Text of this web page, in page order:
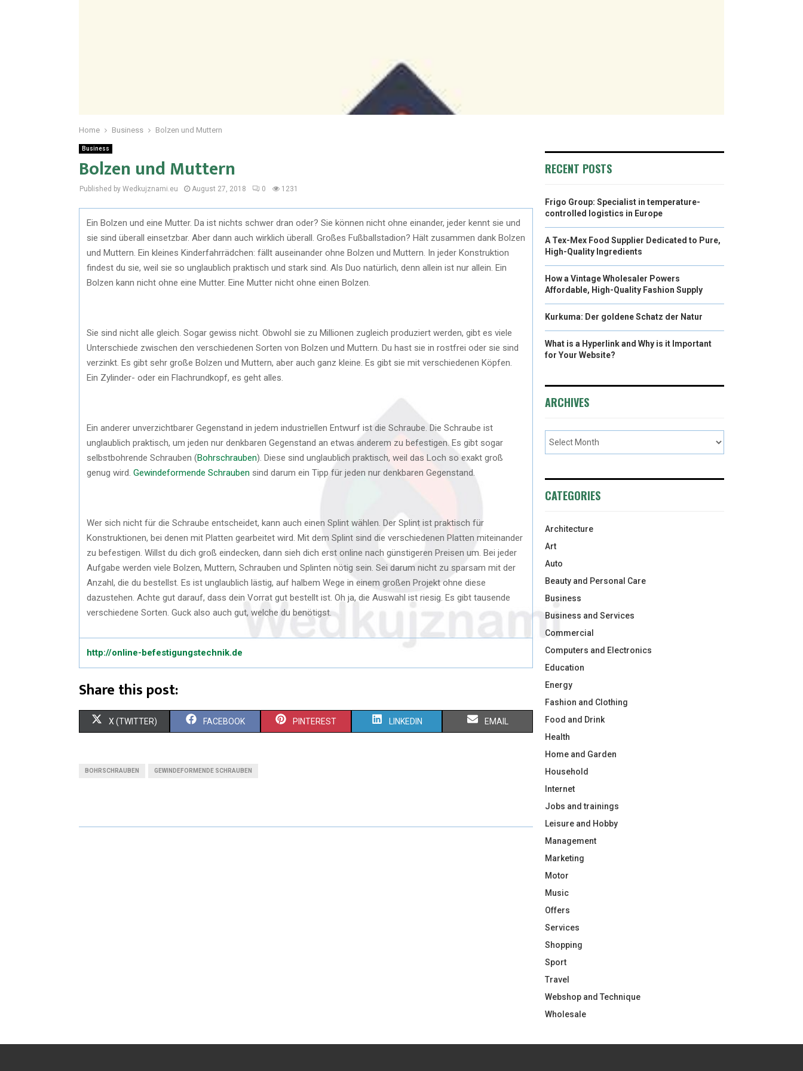
Home Business Bolzen und Muttern
Business
Bolzen und Muttern
Published by Wedkujznami.eu August 27, 2018 0 1231
Ein Bolzen und eine Mutter. Da ist nichts schwer dran oder? Sie können nicht ohne einander, jeder kennt sie und
sie sind überall einsetzbar. Aber dann auch wirklich überall. Großes Fußballstadion? Hält zusammen dank Bolzen
und Muttern. Ein kleines Kinderfahrrädchen: fällt auseinander ohne Bolzen und Muttern. In jeder Konstruktion
findest du sie, weil sie so unglaublich praktisch und stark sind. Als Duo natürlich, denn allein ist nur allein. Ein
Bolzen kann nicht ohne eine Mutter. Eine Mutter nicht ohne einen Bolzen.
Sie sind nicht alle gleich. Sogar gewiss nicht. Obwohl sie zu Millionen zugleich produziert werden, gibt es viele
Unterschiede zwischen den verschiedenen Sorten von Bolzen und Muttern. Du hast sie in rostfrei oder sie sind
verzinkt. Es gibt sehr große Bolzen und Muttern, aber auch ganz kleine. Es gibt sie mit verschiedenen Köpfen.
Ein Zylinder- oder ein Flachrundkopf, es geht alles.
Ein anderer unverzichtbarer Gegenstand in jedem industriellen Entwurf ist die Schraube. Die Schraube ist
unglaublich praktisch, um jeden nur denkbaren Gegenstand an etwas anderem zu befestigen. Es gibt sogar
selbstbohrende Schrauben (Bohrschrauben). Diese sind unglaublich praktisch, weil das Loch so exakt groß
genug wird. Gewindeformende Schrauben sind darum ein Tipp für jeden nur denkbaren Gegenstand.
Wer sich nicht für die Schraube entscheidet, kann auch einen Splint wählen. Der Splint ist praktisch für
Konstruktionen, bei denen mit Platten gearbeitet wird. Mit dem Splint sind die verschiedenen Platten miteinander
zu befestigen. Willst du dich groß eindecken, dann sieh dich erst online nach günstigeren Preisen um. Bei jeder
Aufgabe werden viele Bolzen, Muttern, Schrauben und Splinten nötig sein. Sei darum nicht zu sparsam mit der
Anzahl, die du bestellst. Es ist unglaublich lästig, auf halbem Wege in einem großen Projekt ohne diese
dazustehen. Achte gut darauf, dass dein Vorrat gut bestellt ist. Oh ja, die Auswahl ist riesig. Es gibt tausende
verschiedene Sorten. Guck also auch gut, welche du benötigst.
http://online-befestigungstechnik.de
Share this post:
S
O
X (TWITTER) S
O
FACEBOOK S
O
PINTEREST S
O
LINKEDIN S
O
EMAIL
BOHRSCHRAUBEN GEWINDEFORMENDE SCHRAUBEN
RECENT POSTS
Frigo Group: Specialist in temperature-
controlled logistics in Europe
A Tex-Mex Food Supplier Dedicated to Pure,
High-Quality Ingredients
How a Vintage Wholesaler Powers
Affordable, High-Quality Fashion Supply
Kurkuma: Der goldene Schatz der Natur
What is a Hyperlink and Why is it Important
for Your Website?
ARCHIVES
CATEGORIES
Architecture
Art
Auto
Beauty and Personal Care
Business
Business and Services
Commercial
Computers and Electronics
Education
Energy
Fashion and Clothing
Food and Drink
Health
Home and Garden
Household
Internet
Jobs and trainings
Leisure and Hobby
Management
Marketing
Motor
Music
Offers
Services
Shopping
Sport
Travel
Webshop and Technique
Wholesale